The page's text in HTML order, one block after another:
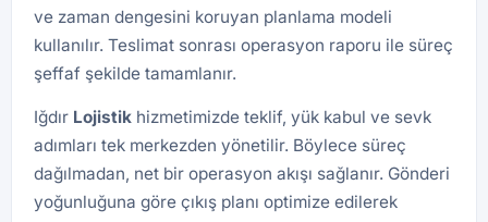
ve zaman dengesini koruyan planlama modeli
kullanılır. Teslimat sonrası operasyon raporu ile süreç
şeffaf şekilde tamamlanır.
Iğdır Lojistik hizmetimizde teklif, yük kabul ve sevk
adımları tek merkezden yönetilir. Böylece süreç
dağılmadan, net bir operasyon akışı sağlanır. Gönderi
yoğunluğuna göre çıkış planı optimize edilerek